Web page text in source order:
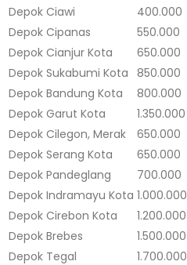
Depok Ciawi 400.000
Depok Cipanas 550.000
Depok Cianjur Kota 650.000
Depok Sukabumi Kota 850.000
Depok Bandung Kota 800.000
Depok Garut Kota 1.350.000
Depok Cilegon, Merak 650.000
Depok Serang Kota 650.000
Depok Pandeglang 700.000
Depok Indramayu Kota 1.000.000
Depok Cirebon Kota 1.200.000
Depok Brebes 1.500.000
Depok Tegal 1.700.000